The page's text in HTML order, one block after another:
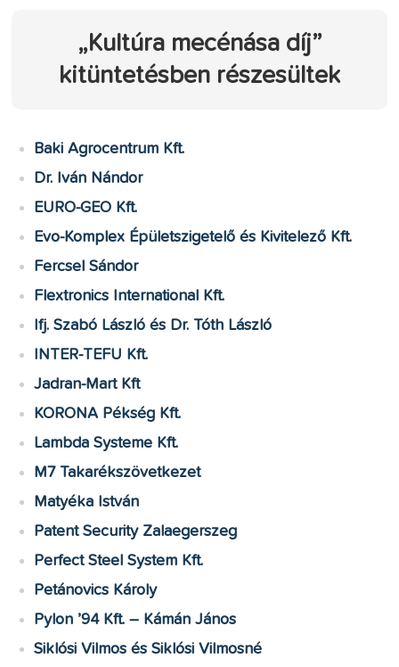
„Kultúra mecénása díj”
kitüntetésben részesültek
Baki Agrocentrum Kft.
Dr. Iván Nándor
EURO-GEO Kft.
Evo-Komplex Épületszigetelő és Kivitelező Kft.
Fercsel Sándor
Flextronics International Kft.
Ifj. Szabó László és Dr. Tóth László
INTER-TEFU Kft.
Jadran-Mart Kft
KORONA Pékség Kft.
Lambda Systeme Kft.
M7 Takarékszövetkezet
Matyéka István
Patent Security Zalaegerszeg
Perfect Steel System Kft.
Petánovics Károly
Pylon ’94 Kft. – Kámán János
Siklósi Vilmos és Siklósi Vilmosné